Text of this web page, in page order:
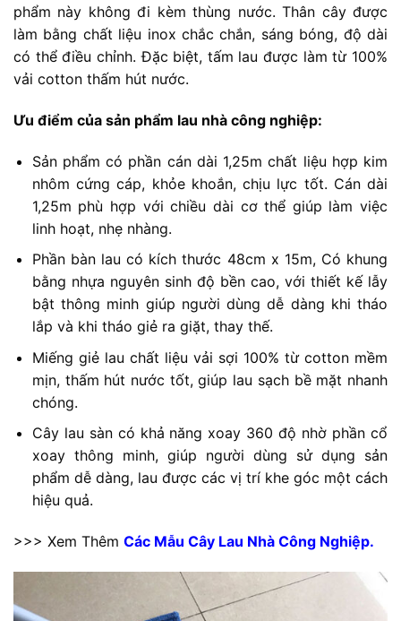
phẩm này không đi kèm thùng nước. Thân cây được
làm bằng chất liệu inox chắc chắn, sáng bóng, độ dài
có thể điều chỉnh. Đặc biệt, tấm lau được làm từ 100%
vải cotton thấm hút nước.
Ưu điểm của sản phẩm lau nhà công nghiệp:
Sản phẩm có phần cán dài 1,25m chất liệu hợp kim
nhôm cứng cáp, khỏe khoắn, chịu lực tốt. Cán dài
1,25m phù hợp với chiều dài cơ thể giúp làm việc
linh hoạt, nhẹ nhàng.
Phần bàn lau có kích thước 48cm x 15m, Có khung
bằng nhựa nguyên sinh độ bền cao, với thiết kế lẫy
bật thông minh giúp người dùng dễ dàng khi tháo
lắp và khi tháo giẻ ra giặt, thay thế.
Miếng giẻ lau chất liệu vải sợi 100% từ cotton mềm
mịn, thấm hút nước tốt, giúp lau sạch bề mặt nhanh
chóng.
Cây lau sàn có khả năng xoay 360 độ nhờ phần cổ
xoay thông minh, giúp người dùng sử dụng sản
phẩm dễ dàng, lau được các vị trí khe góc một cách
hiệu quả.
>>> Xem Thêm Các Mẫu Cây Lau Nhà Công Nghiệp.